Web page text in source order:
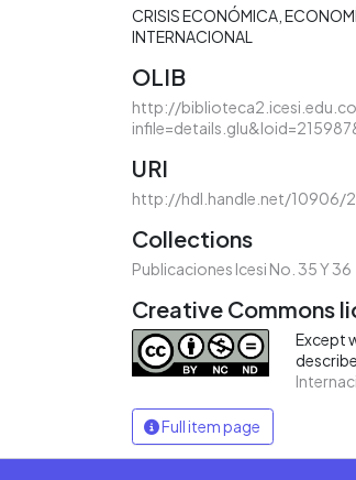
CRISIS ECONÓMICA
INTERNACIONAL
OLIB
http://
URI
http://hdl.handle.net/10906/
Collections
Publicaciones Icesi No. 35 Y 36
Creative Commons
Except
Full item page